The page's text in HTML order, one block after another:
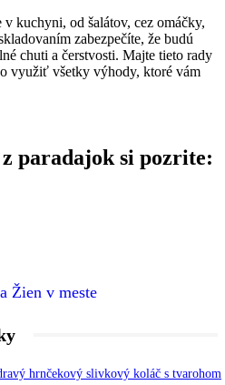
kuchyni, od šalátov, cez omáčky,
zabezpečíte, že budú
chuti a čerstvosti. Majte tieto rady
využiť všetky výhody, ktoré vám
paradajok si pozrite:
Žien v meste
hrnčekový slivkový koláč s tvarohom